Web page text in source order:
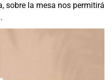
sobre la mesa nos permitirá